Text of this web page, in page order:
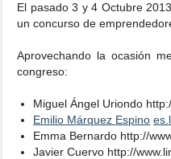
El pasado 3 y 4 Octubre
un concurso de
Aprovechando la ocasión
congreso:
Miguel Ángel Uriondo
Emilio Márquez Espino
Emma Bernardo http://
Javier Cuervo http://